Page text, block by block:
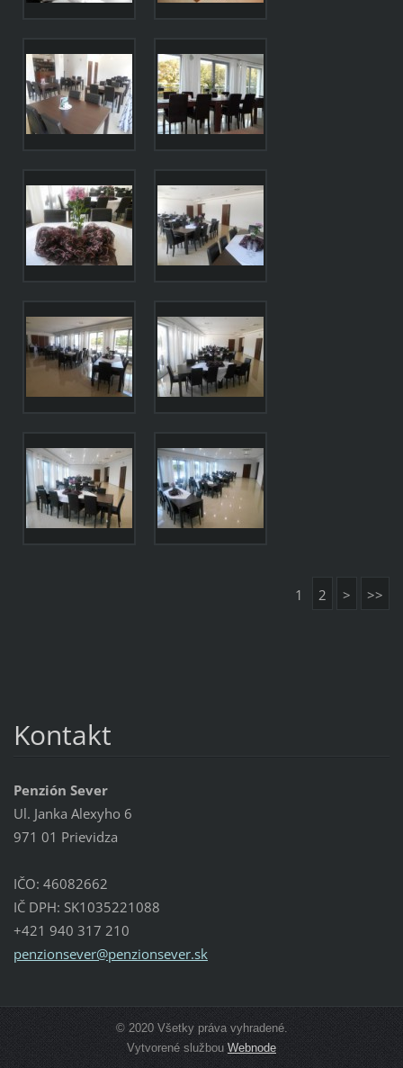
1 2 > >>
Kontakt
Penzión Sever
Ul. Janka Alexyho 6
971 01 Prievidza
IČO: 46082662
IČ DPH: SK1035221088
+421 940 317 210
penzionsever@penzionsever.sk
© 2020 Všetky práva vyhradené.
Vytvorené službou Webnode